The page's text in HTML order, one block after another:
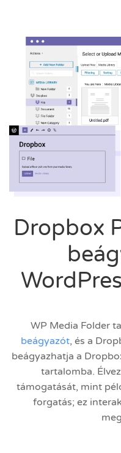
Dropbox
WP Media Folder
beágyazót, és a
beágyazhatja a
tartalomba.
támogatását, mint
forgatás; ez